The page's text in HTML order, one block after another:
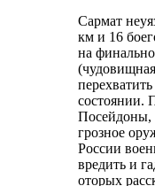
Сармат
км и 16
на
состоянии.
грозное
России
вредить и
оторых